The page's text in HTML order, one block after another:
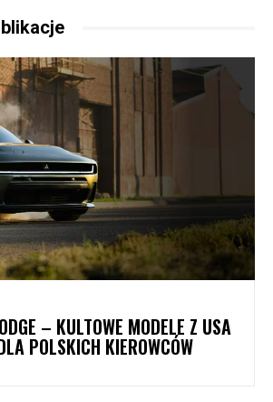
– KULTOWE MODELE Z USA
POLSKICH KIEROWCÓW